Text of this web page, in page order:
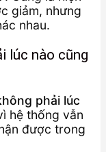
giảm, nhưng
nhau.
lúc nào cũng
phải lúc
hệ thống vẫn
được trong